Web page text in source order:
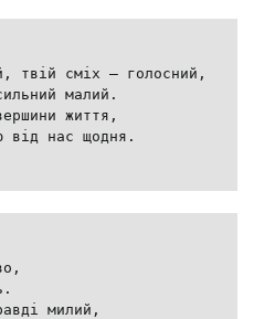
твій сміх — голосний,
малий.
життя,
від нас щодня.
милий,